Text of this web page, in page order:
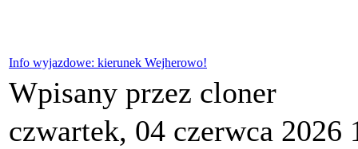
Info wyjazdowe: kierunek Wejherowo!
Wpisany przez cloner
czwartek, 04 czerwca 2026